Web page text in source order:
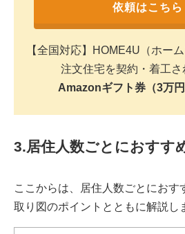
依頼はこちら
【全国対応】HOME4U（ホー
注文住宅を契約・着工さ
Amazonギフト券（3万円
3.居住人数ごとにおすす
ここからは、居住人数ごとにおす
取り図のポイントとともに解説し